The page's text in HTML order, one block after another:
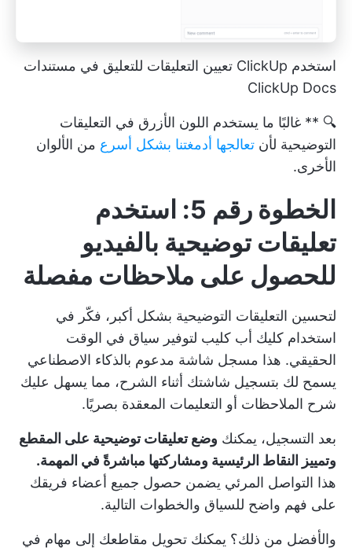
استخدم ClickUp تعيين التعليقات للتعليق في مستندات
ClickUp Docs
🔍 ** غالبًا ما يستخدم اللون الأزرق في التعليقات
التوضيحية لأن تعالجها أدمغتنا بشكل أسرع من الألوان
الأخرى.
الخطوة رقم 5: استخدم
تعليقات توضيحية بالفيديو
للحصول على ملاحظات مفصلة
لتحسين التعليقات التوضيحية بشكل أكبر، فكّر في
استخدام كليك أب كليب لتوفير سياق في الوقت
الحقيقي. هذا مسجل شاشة مدعوم بالذكاء الاصطناعي
يسمح لك بتسجيل شاشتك أثناء الشرح، مما يسهل عليك
شرح الملاحظات أو التعليمات المعقدة بصريًا.
بعد التسجيل، يمكنك وضع تعليقات توضيحية على المقطع
وتمييز النقاط الرئيسية ومشاركتها مباشرةً في المهمة.
هذا التواصل المرئي يضمن حصول جميع أعضاء فريقك
على فهم واضح للسياق والخطوات التالية.
والأفضل من ذلك؟ يمكنك تحويل مقاطعك إلى مهام في